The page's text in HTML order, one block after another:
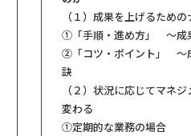
（１）成果を上げるため
①「手順・進め方」 ～成
②「コツ・ポイント」 ～
訣
（２）状況に応じてマネ
変わる
①定期的な業務の場合